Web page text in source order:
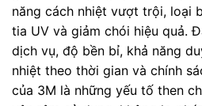
năng cách nhiệt vượt trội, loại
tia UV và giảm chói hiệu quả.
dịch vụ, độ bền bỉ, khả năng
nhiệt theo thời gian và chính
của 3M là những yếu tố then